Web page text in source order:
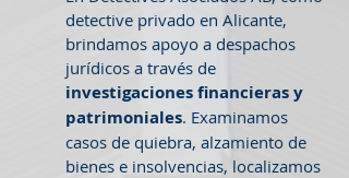
detective privado en Alicante,
brindamos apoyo a despachos
jurídicos a través de
investigaciones financieras y
patrimoniales. Examinamos
casos de quiebra, alzamiento de
bienes e insolvencias, localizamos